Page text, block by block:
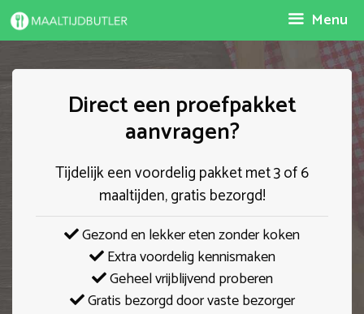
Spring
naar
Menu
Direct een proefpakket
aanvragen?
Tijdelijk een voordelig pakket met 3 of 6
maaltijden, gratis bezorgd!
Gezond en lekker eten zonder koken
Extra voordelig kennismaken
Geheel vrijblijvend proberen
Gratis bezorgd door vaste bezorger